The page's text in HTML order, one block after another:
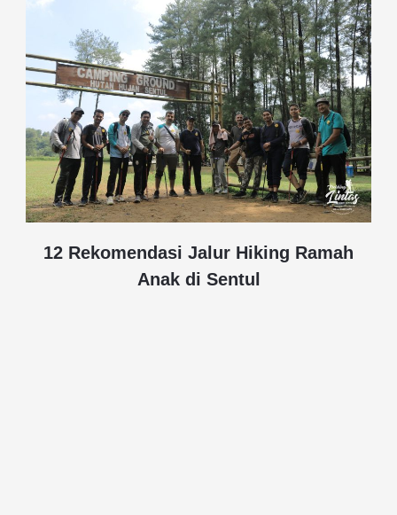
12 Rekomendasi Jalur Hiking Ramah
Anak di Sentul